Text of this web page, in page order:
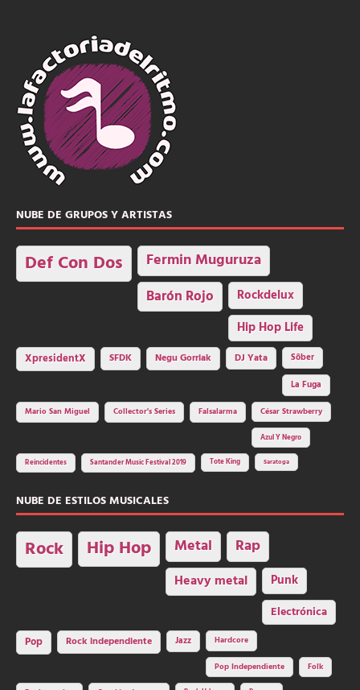
NUBE DE GRUPOS Y ARTISTAS
Def Con Dos Fermin Muguruza
Barón Rojo Rockdelux
Hip Hop Life
XpresidentX SFDK Negu Gorriak DJ Yata
Sôber
La Fuga
Mario San Miguel
Collector's Series Falsalarma César Strawberry
Azul Y Negro
Reincidentes Santander Music Festival 2019 Tote King Saratoga
NUBE DE ESTILOS MUSICALES
Rock Hip Hop Metal Rap
Heavy metal Punk
Electrónica
Pop Rock independiente Jazz Hardcore
Pop Independiente Folk